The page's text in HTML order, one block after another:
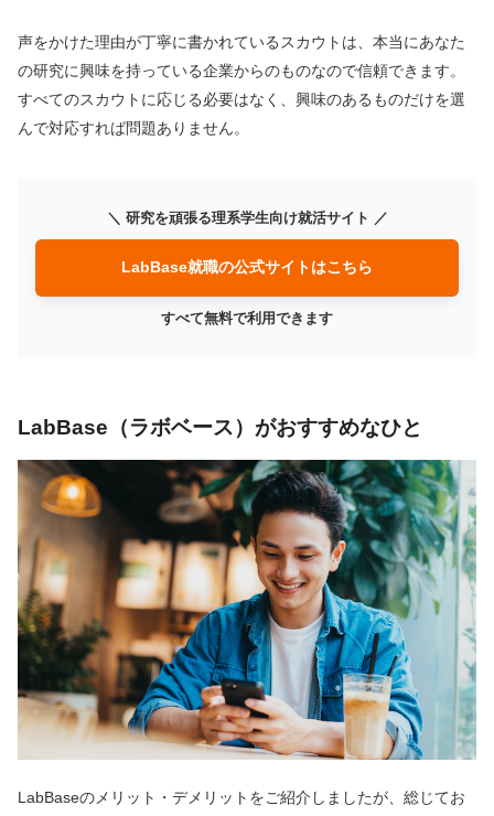
声をかけた理由が丁寧に書かれているスカウトは、本当にあなた
の研究に興味を持っている企業からのものなので信頼できます。
すべてのスカウトに応じる必要はなく、興味のあるものだけを選
んで対応すれば問題ありません。
＼ 研究を頑張る理系学生向け就活サイト ／
LabBase就職の公式サイトはこちら
すべて無料で利用できます
LabBase（ラボベース）がおすすめなひと
LabBaseのメリット・デメリットをご紹介しましたが、総じてお